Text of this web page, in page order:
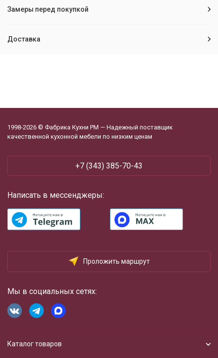
Замеры перед покупкой
Доставка
1998-2026 © Фабрика Кухни РМ — Надежный поставщик
качественной кухонной мебели по низким ценам
+7 (343) 385-70-43
Написать в мессенджеры:
Проложить маршрут
Мы в социальных сетях:
Каталог товаров